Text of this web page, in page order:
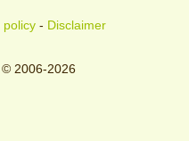
policy- Disclaimer
© 2006-2026